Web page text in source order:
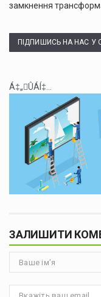
замкнення
ПІДПИШИСЬ НА НАС У
Á‡„ÛÁÍ‡...
ЗАЛИШИТИ